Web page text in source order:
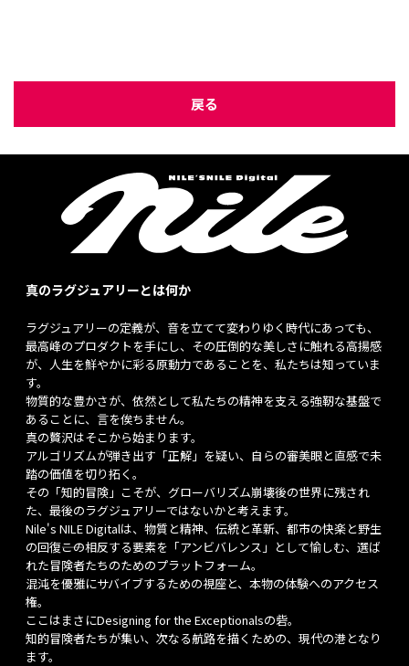
戻る
真のラグジュアリーとは何か
ラグジュアリーの定義が、音を立てて変わりゆく時代にあっても、
最高峰のプロダクトを手にし、その圧倒的な美しさに触れる高揚感
が、人生を鮮やかに彩る原動力であることを、私たちは知っていま
す。
物質的な豊かさが、依然として私たちの精神を支える強靭な基盤で
あることに、言を俟ちません。
真の贅沢はそこから始まります。
アルゴリズムが弾き出す「正解」を疑い、自らの審美眼と直感で未
踏の価値を切り拓く。
その「知的冒険」こそが、グローバリズム崩壊後の世界に残され
た、最後のラグジュアリーではないかと考えます。
Nile's NILE Digitalは、物質と精神、伝統と革新、都市の快楽と野生
の回復――この相反する要素を「アンビバレンス」として愉しむ、選ば
れた冒険者たちのためのプラットフォーム。
混沌を優雅にサバイブするための視座と、本物の体験へのアクセス
権。
ここはまさにDesigning for the Exceptionalsの砦。
知的冒険者たちが集い、次なる航路を描くための、現代の港となり
ます。